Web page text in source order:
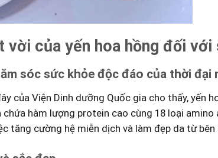
vời của yến ⁢hoa ‍hồng ​đối
sóc ‍sức khỏe‍ độc đáo của thời⁤ đại
của Viện Dinh dưỡng ⁣Quốc gia cho thấy,‌ yến
hàm lượng protein⁢ cao cùng⁣ 18 loại
tăng cường hệ miễn dịch và làm đẹp da ⁣từ